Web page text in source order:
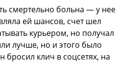
смертельно больна — у нее
ей шансов, счет шел
курьером, но получал
лучше, но и этого было
клич в соцсетях, на